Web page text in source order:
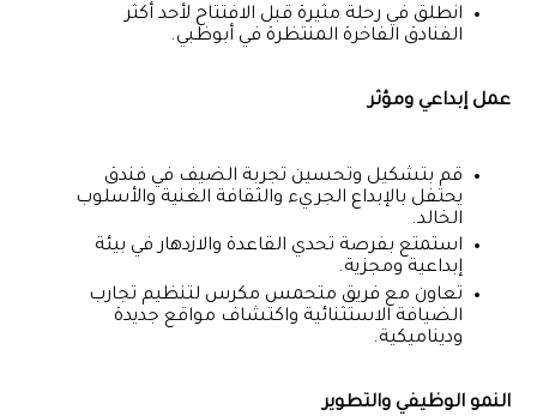
انطلق في رحلة مثيرة قبل الافتتاح لأحد أكثر
الفنادق الفاخرة المنتظرة في أبوظبي.
عمل إبداعي ومؤثر
قم بتشكيل وتحسين تجربة الضيف في فندق
يحتفل بالإبداع الجريء والثقافة الغنية والأسلوب
الخالد.
استمتع بفرصة تحدي القاعدة والازدهار في بيئة
إبداعية ومجزية.
تعاون مع فريق متحمس مكرس لتنظيم تجارب
الضيافة الاستثنائية واكتشاف مواقع جديدة
وديناميكية.
النمو الوظيفي والتطوير